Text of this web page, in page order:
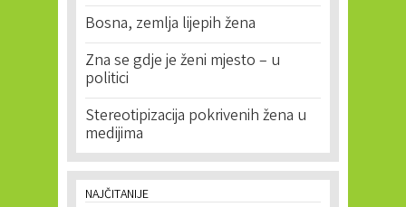
Bosna, zemlja lijepih žena
Zna se gdje je ženi mjesto – u
politici
Stereotipizacija pokrivenih žena u
medijima
NAJČITANIJE